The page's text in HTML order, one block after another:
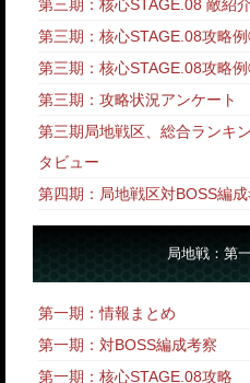
第三期：核心STAGE.08 敵紹介
第三期：核心STAGE.08攻略
第三期：核心STAGE.08攻略
第三期：攻略状況アンケート
第三期局地戦区、総合ランキ
タビュー
第四期：局地戦区対BOSS編
局地戦：第
第一期：情報まとめ
第一期：対BOSS編成考察
第一期：核心STAGE.08攻略